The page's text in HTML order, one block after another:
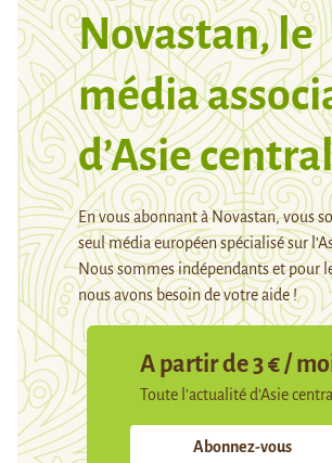
Novastan, le
média
d’Asie
En vous abonnant à Novastan, vous
seul média européen spécialisé sur
Nous sommes indépendants et pour
nous avons besoin de votre aide !
A partir de 3 € /
Toute l’actualité d’Asie
Abonnez-vous